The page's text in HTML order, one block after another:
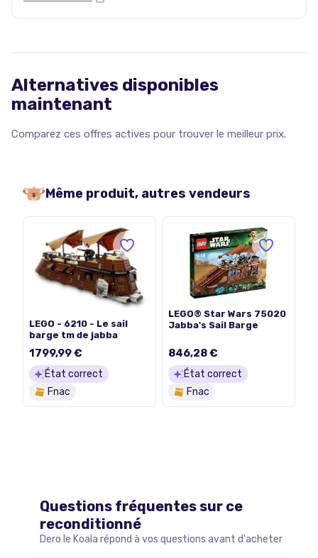
Alternatives disponibles
maintenant
Comparez ces offres actives pour trouver le meilleur prix.
Même produit, autres vendeurs
LEGO - 6210 - Le sail
barge tm de jabba
1799,99 €
État correct
Fnac
LEGO® Star Wars 75020
Jabba's Sail Barge
846,28 €
État correct
Fnac
Questions fréquentes sur ce
reconditionné
Dero le Koala répond à vos questions avant d'acheter